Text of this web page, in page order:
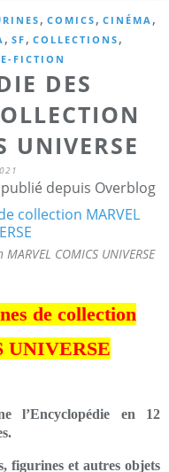
, COMICS , CINÉMA ,
, SF , COLLECTIONS ,
FICTION
DES
UNIVERSE
depuis Overblog
COMICS UNIVERSE
de collection
UNIVERSE
l’Encyclopédie en 12
figurines et autres objets